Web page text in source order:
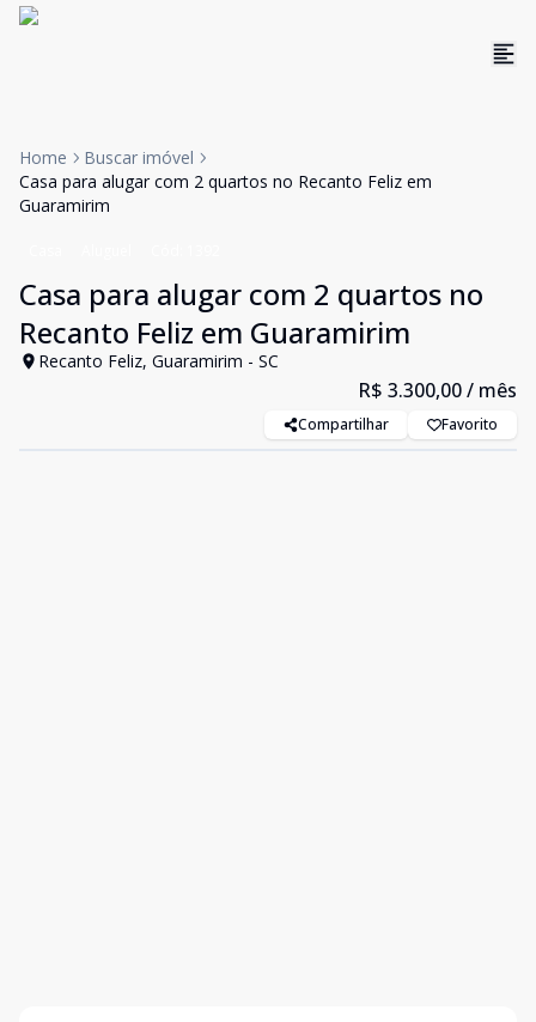
Home
Buscar imóvel
Casa para alugar com 2 quartos no Recanto Feliz em
Guaramirim
Casa para alugar com 2 quartos no
Recanto Feliz em Guaramirim
Recanto Feliz, Guaramirim - SC
R$ 3.300,00/ mês
Compartilhar Favorito